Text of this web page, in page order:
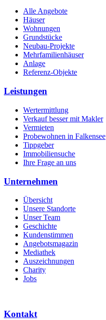
Alle Angebote
Häuser
Wohnungen
Grundstücke
Neubau-Projekte
Mehrfamilienhäuser
Anlage
Referenz-Objekte
Leistungen
Wertermittlung
Verkauf besser mit Makler
Vermieten
Probewohnen in Falkensee
Tippgeber
Immobiliensuche
Ihre Frage an uns
Unternehmen
Übersicht
Unsere Standorte
Unser Team
Geschichte
Kundenstimmen
Angebotsmagazin
Mediathek
Auszeichnungen
Charity
Jobs
Kontakt